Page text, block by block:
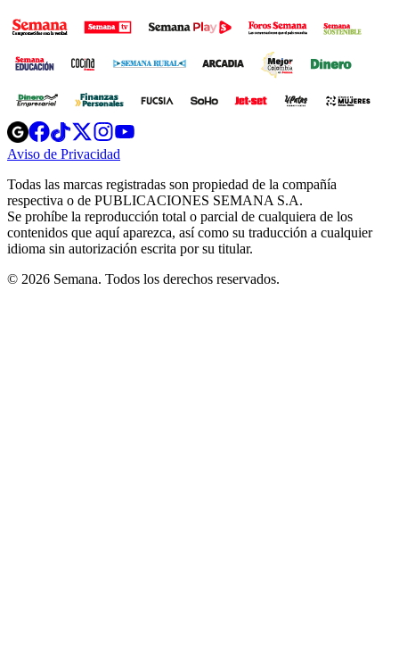
Opens
in
new
Opens
in
new
Opens
in
new
window
Opens
new
windowwindow
Aviso de Privacidad
new
window
Todas las marcas registradas son propiedad de la compañía
respectiva o de PUBLICACIONES SEMANA S.A.
Se prohíbe la reproducción total o parcial de cualquiera de los
contenidos que aquí aparezca, así como su traducción a cualquier
idioma sin autorización escrita por su titular.
© 2026 Semana. Todos los derechos reservados.